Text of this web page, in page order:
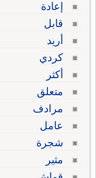
إعادة
قابل
أريد
كردي
أكثر
متعلق
مرادف
عامل
شجرة
مثير